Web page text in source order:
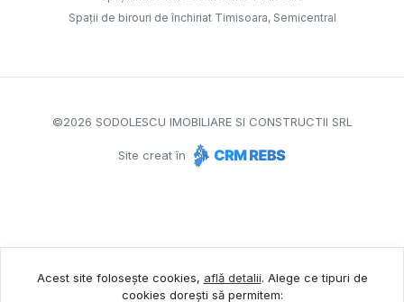
Spații de birouri de închiriat Timisoara, Semicentral
©2026 SODOLESCU IMOBILIARE SI CONSTRUCTII SRL
Site creat în
Acest site folosește cookies, află detalii. Alege ce tipuri de
cookies dorești să permitem: